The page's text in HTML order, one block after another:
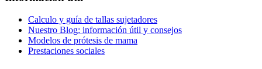
Calculo y guía de tallas sujetadores
Nuestro Blog: información útil y consejos
Modelos de prótesis de mama
Prestaciones sociales